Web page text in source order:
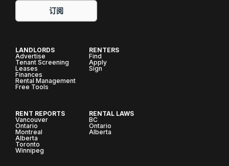
订阅
LANDLORDS
Advertise
Tenant Screening
Leases
Finances
Rental Management
Free Tools
RENTERS
Find
Apply
Sign
RENT REPORTS
Vancouver
Ontario
Montreal
Alberta
Toronto
Winnipeg
RENTAL LAWS
BC
Ontario
Alberta